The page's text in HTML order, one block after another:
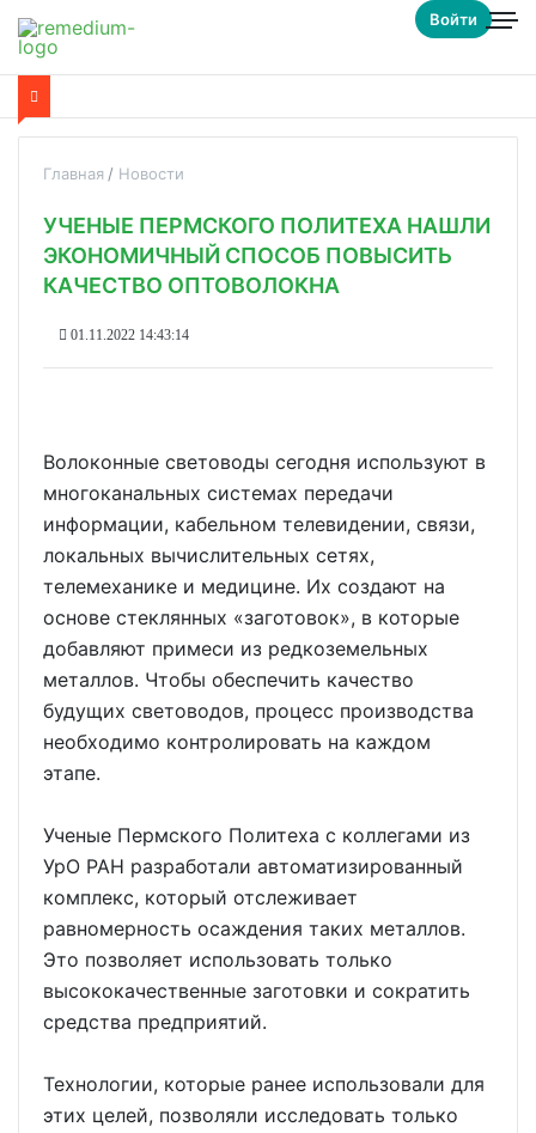
Войти
Главная Новости
УЧЕНЫЕ ПЕРМСКОГО ПОЛИТЕХА НАШЛИ
ЭКОНОМИЧНЫЙ СПОСОБ ПОВЫСИТЬ
КАЧЕСТВО ОПТОВОЛОКНА
01.11.2022 14:43:14
Волоконные световоды сегодня используют в
многоканальных системах передачи
информации, кабельном телевидении, связи,
локальных вычислительных сетях,
телемеханике и медицине. Их создают на
основе стеклянных «заготовок», в которые
добавляют примеси из редкоземельных
металлов. Чтобы обеспечить качество
будущих световодов, процесс производства
необходимо контролировать на каждом
этапе.
Ученые Пермского Политеха с коллегами из
УрО РАН разработали автоматизированный
комплекс, который отслеживает
равномерность осаждения таких металлов.
Это позволяет использовать только
высококачественные заготовки и сократить
средства предприятий.
Технологии, которые ранее использовали для
этих целей, позволяли исследовать только